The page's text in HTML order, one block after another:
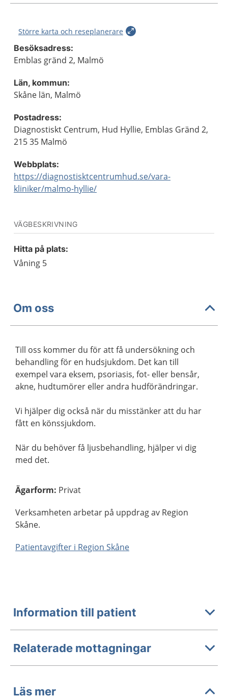
Större karta och reseplanerare
Besöksadress:
Emblas gränd 2, Malmö
Län, kommun:
Skåne län, Malmö
Postadress:
Diagnostiskt Centrum, Hud Hyllie, Emblas Gränd 2,
215 35 Malmö
Webbplats:
https://diagnostisktcentrumhud.se/vara-
kliniker/malmo-hyllie/
VÄGBESKRIVNING
Hitta på plats:
Våning 5
Om oss
Till oss kommer du för att få undersökning och
behandling för en hudsjukdom. Det kan till
exempel vara eksem, psoriasis, fot- eller bensår,
akne, hudtumörer eller andra hudförändringar.
Vi hjälper dig också när du misstänker att du har
fått en könssjukdom.
När du behöver få ljusbehandling, hjälper vi dig
med det.
Ägarform: Privat
Verksamheten arbetar på uppdrag av Region
Skåne.
Patientavgifter i Region Skåne
Information till patient
Relaterade mottagningar
Läs mer